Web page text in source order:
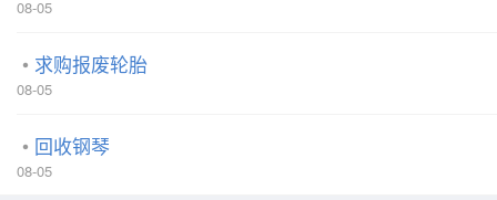
08-05
求购报废轮胎
08-05
回收钢琴
08-05